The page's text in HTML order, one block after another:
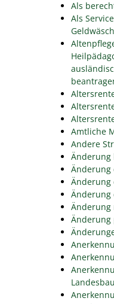
Als
Als
Amtliche
Andere
Änderung
Änderung
Änderung
Änderung
Änderung
Änderung